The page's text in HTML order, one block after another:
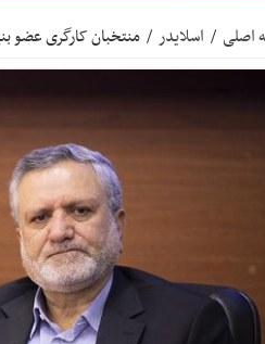
اصلی / اسلایدر / منتخبان کارگری عضو